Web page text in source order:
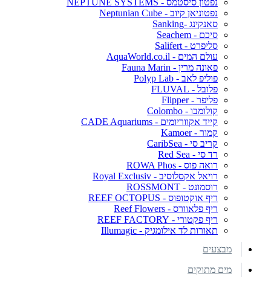
נפטוניאן קיוב - Neptunian Cube
סאנקינג -Sanking
סיכם - Seachem
סליפרט - Salifert
עולם המים - AquaWorld.co.il
פאונה מרין - Fauna Marin
פוליפ לאב - Polyp Lab
פלובל - FLUVAL
פליפר - Flipper
קולומבו - Colombo
קייד אקווריומים - CADE Aquariums
קמור - Kamoer
קריב סי - CaribSea
רד סי - Red Sea
רואה פוס - ROWA Phos
רויאל אקסלוסיב - Royal Exclusiv
רוסמונט - ROSSMONT
ריף אוקטופוס - REEF OCTOPUS
ריף פלאוורס - Reef Flowers
ריף פקטורי - REEF FACTORY
תאורות לד אילומגיק - Illumagic
מבצעים
מים מתוקים